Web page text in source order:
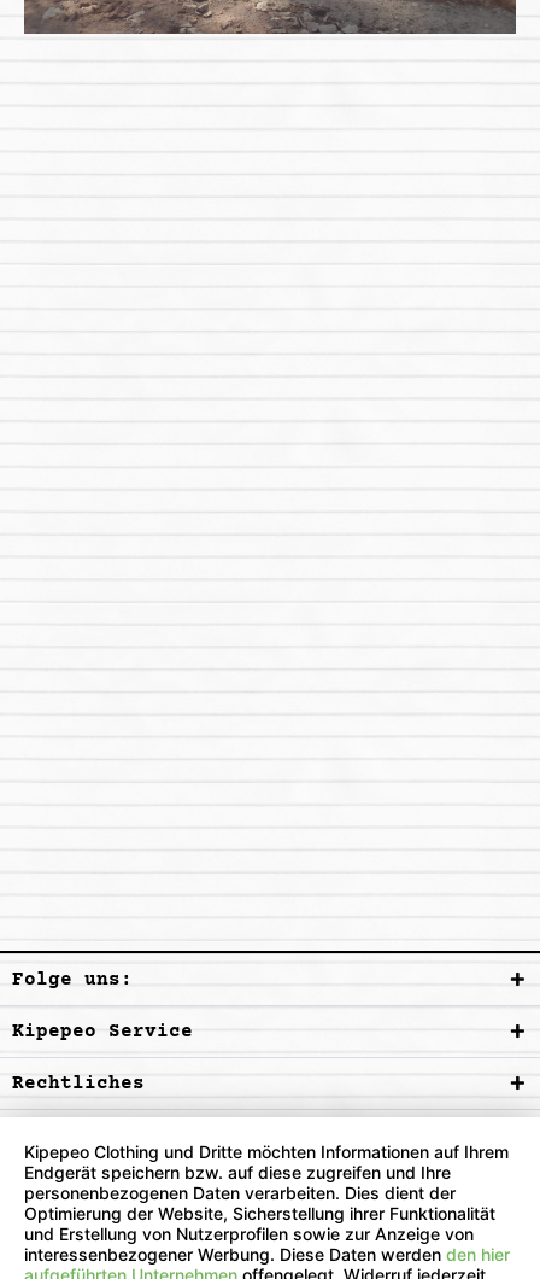
Folge uns:
Kipepeo Service
Rechtliches
Kipepeo Clothing und Dritte möchten Informationen auf Ihrem
Endgerät speichern bzw. auf diese zugreifen und Ihre
personenbezogenen Daten verarbeiten. Dies dient der
Optimierung der Website, Sicherstellung ihrer Funktionalität
und Erstellung von Nutzerprofilen sowie zur Anzeige von
interessenbezogener Werbung. Diese Daten werden den hier
aufgeführten Unternehmen offengelegt. Widerruf jederzeit